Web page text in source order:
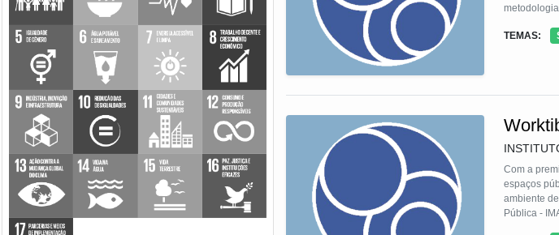
TEMAS:
Com a
espaços
ambiente
Pública -